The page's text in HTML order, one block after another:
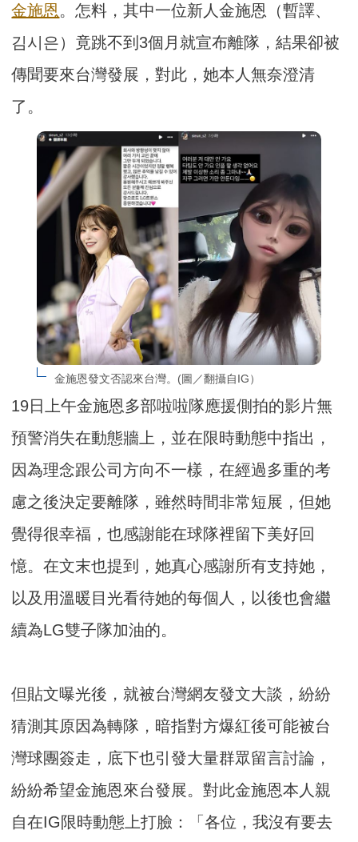
金施恩。怎料，其中一位新人金施恩（暫譯、
김시은）竟跳不到3個月就宣布離隊，結果卻被
傳聞要來台灣發展，對此，她本人無奈澄清
了。
金施恩發文否認來台灣。(圖／翻攝自IG）
19日上午金施恩多部啦啦隊應援側拍的影片無
預警消失在動態牆上，並在限時動態中指出，
因為理念跟公司方向不一樣，在經過多重的考
慮之後決定要離隊，雖然時間非常短展，但她
覺得很幸福，也感謝能在球隊裡留下美好回
憶。在文末也提到，她真心感謝所有支持她，
以及用溫暖目光看待她的每個人，以後也會繼
續為LG雙子隊加油的。
但貼文曝光後，就被台灣網友發文大談，紛紛
猜測其原因為轉隊，暗指對方爆紅後可能被台
灣球團簽走，底下也引發大量群眾留言討論，
紛紛希望金施恩來台發展。對此金施恩本人親
自在IG限時動態上打臉：「各位，我沒有要去